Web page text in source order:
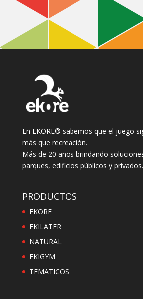
En EKORE® sabemos que el juego
más que recreación.
Más de 20 años brindando
parques, edificios públicos y privados.
PRODUCTOS
EKORE
EKILATER
NATURAL
EKIGYM
TEMATICOS